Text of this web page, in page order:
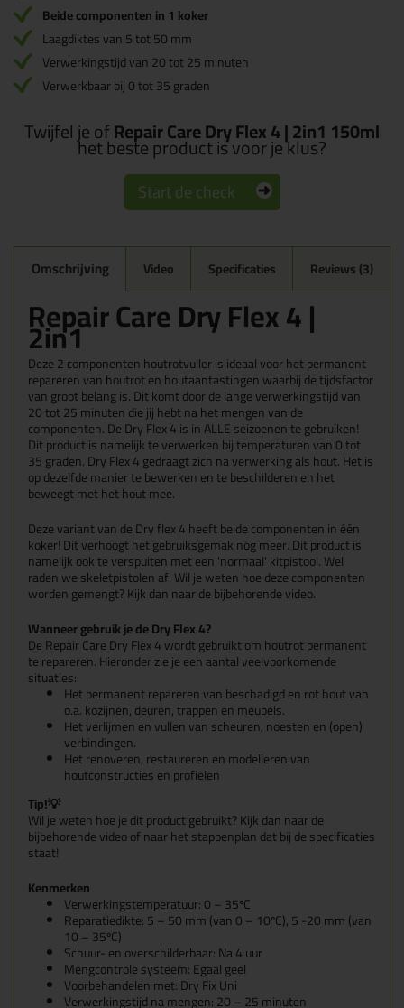
Beide componenten in 1 koker
Laagdiktes van 5 tot 50 mm
Verwerkingstijd van 20 tot 25 minuten
Verwerkbaar bij 0 tot 35 graden
Twijfel je ofRepair Care Dry Flex 4 | 2in1 150ml
het beste product is voor je klus?
Start de check
Omschrijving Video Specificaties Reviews (3)
Repair Care Dry Flex 4 |
2in1
Deze 2 componenten houtrotvuller is ideaal voor het permanent
repareren van houtrot en houtaantastingen waarbij de tijdsfactor
van groot belang is. Dit komt door de lange verwerkingstijd van
20 tot 25 minuten die jij hebt na het mengen van de
componenten. De Dry Flex 4 is in ALLE seizoenen te gebruiken!
Dit product is namelijk te verwerken bij temperaturen van 0 tot
35 graden. Dry Flex 4 gedraagt zich na verwerking als hout. Het is
op dezelfde manier te bewerken en te beschilderen en het
beweegt met het hout mee.
Deze variant van de Dry flex 4 heeft beide componenten in één
koker! Dit verhoogt het gebruiksgemak nóg meer. Dit product is
namelijk ook te verspuiten met een 'normaal' kitpistool. Wel
raden we skeletpistolen af. Wil je weten hoe deze componenten
worden gemengt? Kijk dan naar de bijbehorende video.
Wanneer gebruik je de Dry Flex 4?
De Repair Care Dry Flex 4 wordt gebruikt om houtrot permanent
te repareren. Hieronder zie je een aantal veelvoorkomende
situaties:
Het permanent repareren van beschadigd en rot hout van
o.a. kozijnen, deuren, trappen en meubels.
Het verlijmen en vullen van scheuren, noesten en (open)
verbindingen.
Het renoveren, restaureren en modelleren van
houtconstructies en profielen
Tip!💡
Wil je weten hoe je dit product gebruikt? Kijk dan naar de
bijbehorende video of naar het stappenplan dat bij de specificaties
staat!
Kenmerken
Verwerkingstemperatuur: 0 – 35ºC
Reparatiedikte:5 – 50 mm (van 0 – 10ºC), 5 -20 mm (van
10 – 35ºC)
Schuur- en overschilderbaar: Na 4 uur
Mengcontrole systeem: Egaal geel
Voorbehandelen met: Dry Fix Uni
Verwerkingstijd na mengen: 20 – 25 minuten